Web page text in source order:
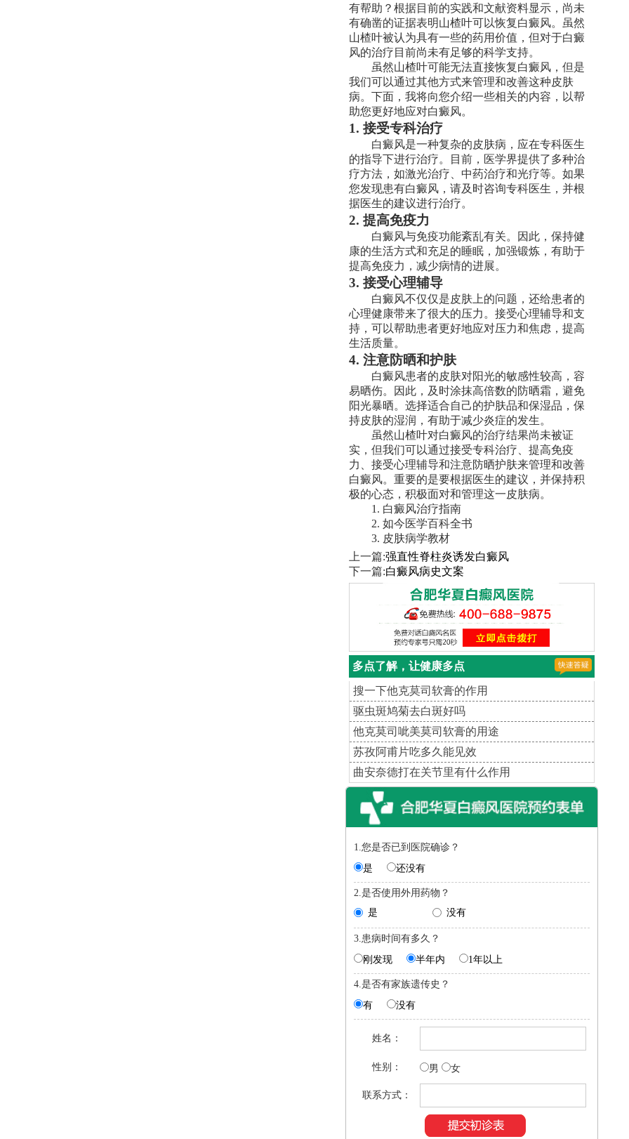
有帮助？根据目前的实践和文献资料显示，尚未
有确凿的证据表明山楂叶可以恢复白癜风。虽然
山楂叶被认为具有一些的药用价值，但对于白癜
风的治疗目前尚未有足够的科学支持。
虽然山楂叶可能无法直接恢复白癜风，但是
我们可以通过其他方式来管理和改善这种皮肤
病。下面，我将向您介绍一些相关的内容，以帮
助您更好地应对白癜风。
1. 接受专科治疗
白癜风是一种复杂的皮肤病，应在专科医生
的指导下进行治疗。目前，医学界提供了多种治
疗方法，如激光治疗、中药治疗和光疗等。如果
您发现患有白癜风，请及时咨询专科医生，并根
据医生的建议进行治疗。
2. 提高免疫力
白癜风与免疫功能紊乱有关。因此，保持健
康的生活方式和充足的睡眠，加强锻炼，有助于
提高免疫力，减少病情的进展。
3. 接受心理辅导
白癜风不仅仅是皮肤上的问题，还给患者的
心理健康带来了很大的压力。接受心理辅导和支
持，可以帮助患者更好地应对压力和焦虑，提高
生活质量。
4. 注意防晒和护肤
白癜风患者的皮肤对阳光的敏感性较高，容
易晒伤。因此，及时涂抹高倍数的防晒霜，避免
阳光暴晒。选择适合自己的护肤品和保湿品，保
持皮肤的湿润，有助于减少炎症的发生。
虽然山楂叶对白癜风的治疗结果尚未被证
实，但我们可以通过接受专科治疗、提高免疫
力、接受心理辅导和注意防晒护肤来管理和改善
白癜风。重要的是要根据医生的建议，并保持积
极的心态，积极面对和管理这一皮肤病。
1. 白癜风治疗指南
2. 如今医学百科全书
3. 皮肤病学教材
上一篇:强直性脊柱炎诱发白癜风
下一篇:白癜风病史文案
多点了解，让健康多点
搜一下他克莫司软膏的作用
驱虫斑鸠菊去白斑好吗
他克莫司呲美莫司软膏的用途
苏孜阿甫片吃多久能见效
曲安奈德打在关节里有什么作用
1.您是否已到医院确诊？
是
还没有
2.是否使用外用药物？
是
没有
3.患病时间有多久？
刚发现
半年内 1年以上
4.是否有家族遗传史？
有
没有
姓名：
性别： 男 女
联系方式：